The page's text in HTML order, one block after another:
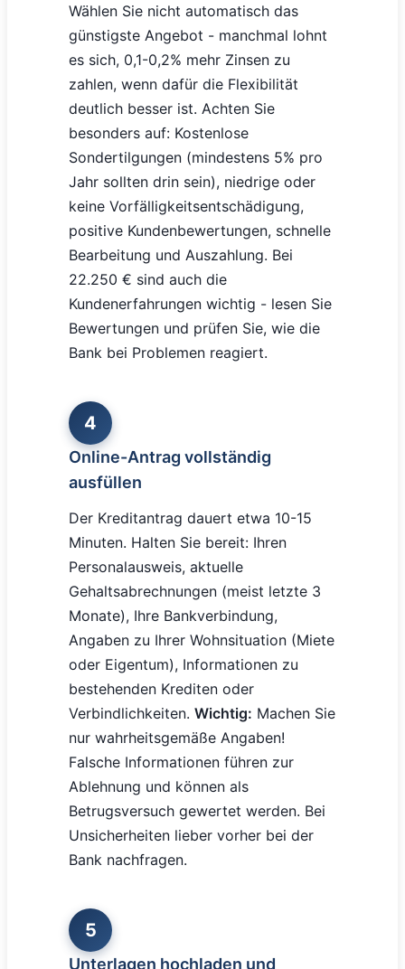
Wählen Sie nicht automatisch das
günstigste Angebot - manchmal lohnt
es sich, 0,1-0,2% mehr Zinsen zu
zahlen, wenn dafür die Flexibilität
deutlich besser ist. Achten Sie
besonders auf: Kostenlose
Sondertilgungen (mindestens 5% pro
Jahr sollten drin sein), niedrige oder
keine Vorfälligkeitsentschädigung,
positive Kundenbewertungen, schnelle
Bearbeitung und Auszahlung. Bei
22.250 € sind auch die
Kundenerfahrungen wichtig - lesen Sie
Bewertungen und prüfen Sie, wie die
Bank bei Problemen reagiert.
4
Online-Antrag vollständig
ausfüllen
Der Kreditantrag dauert etwa 10-15
Minuten. Halten Sie bereit: Ihren
Personalausweis, aktuelle
Gehaltsabrechnungen (meist letzte 3
Monate), Ihre Bankverbindung,
Angaben zu Ihrer Wohnsituation (Miete
oder Eigentum), Informationen zu
bestehenden Krediten oder
Verbindlichkeiten. Wichtig: Machen Sie
nur wahrheitsgemäße Angaben!
Falsche Informationen führen zur
Ablehnung und können als
Betrugsversuch gewertet werden. Bei
Unsicherheiten lieber vorher bei der
Bank nachfragen.
5
Unterlagen hochladen und